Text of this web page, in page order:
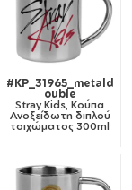
#KP_31965_metald
ouble
Stray Kids, Κούπα
Ανοξείδωτη διπλού
τοιχώματος 300ml